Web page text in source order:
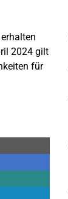
2024 gilt
für